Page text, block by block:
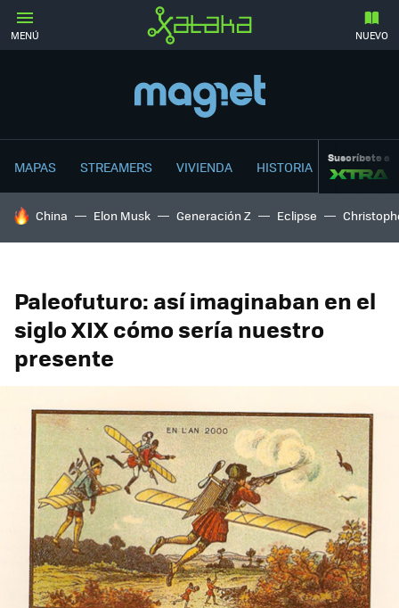
MENÚ NUEVO
MAPAS STREAMERS VIVIENDA HISTORIA Suscríbete a
HOY SE HABLA DE
China Elon Musk Generación Z Eclipse
Paleofuturo: así imaginaban en el
siglo XIX cómo sería nuestro
presente